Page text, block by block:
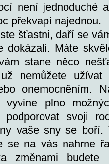
není jednoduché
překvapí najednou.
šťastni, daří se
dokázali. Máte
stane něco
nemůžete
onemocněním.
plno
podporovat svoji
vaše sny se boří.
se na vás nahrne
změnami budete